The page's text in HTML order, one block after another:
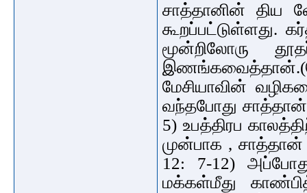
சாத்தானின் திய
கூறப்பட்டுள்ளது.
மூன்றிலோரு
மேசியாவின்
வந்தபோது
5) உபத்திரப
முன்பாக ,
12: 7-12)
மக்கள்மீது